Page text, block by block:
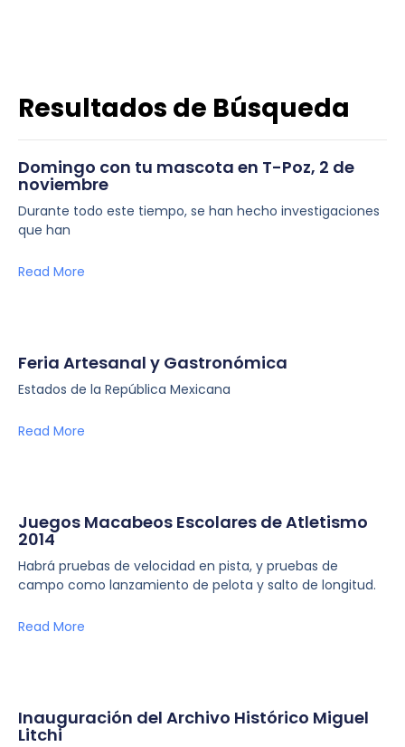
Resultados de Búsqueda
Domingo con tu mascota en T-Poz, 2 de
noviembre
Durante todo este tiempo, se han hecho investigaciones
que han
Read More
Feria Artesanal y Gastronómica
Estados de la República Mexicana
Read More
Juegos Macabeos Escolares de Atletismo
2014
Habrá pruebas de velocidad en pista, y pruebas de
campo como lanzamiento de pelota y salto de longitud.
Read More
Inauguración del Archivo Histórico Miguel
Litchi